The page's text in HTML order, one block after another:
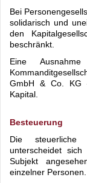
Bei
solidarisch und
den
beschränkt.
Eine
GmbH & Co. KG
Kapital.
Besteuerung
Die steuerliche
unterscheidet
Subjekt
einzelner Personen.